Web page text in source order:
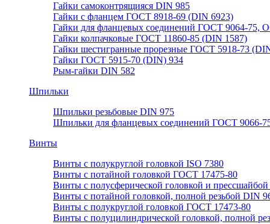
Гайки самоконтрящияся DIN 985
Гайки с фланцем ГОСТ 8918-69 (DIN 6923)
Гайки для фланцевых соединений ГОСТ 9064-75,
Гайки колпачковые ГОСТ 11860-85 (DIN 1587)
Гайки шестигранные прорезные ГОСТ 5918-73
Гайки ГОСТ 5915-70 (DIN) 934
Рым-гайки DIN 582
Шпильки
Шпильки резьбовые DIN 975
Шпильки для фланцевых соединений ГОСТ 9066-
Винты
Винты с полукруглой головкой ISO 7380
Винты с потайной головкой ГОСТ 17475-80
Винты с полусферической головкой и
Винты с потайной головкой, полной резьбой DIN
Винты с полукруглой головкой ГОСТ 17473-80
Винты с полуцилиндрической головкой, полной